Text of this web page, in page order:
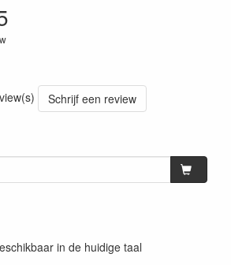
Schrijf een review
in de huidige taal